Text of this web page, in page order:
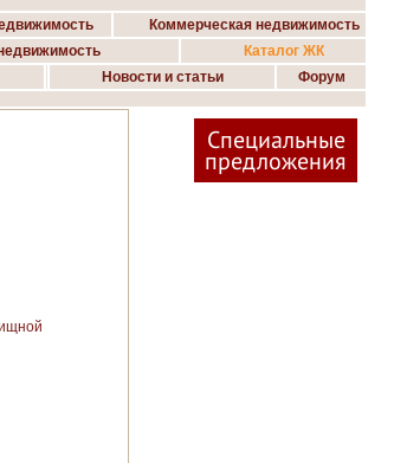
Коммерческая недвижимость
Каталог ЖК
Новости и статьи Форум
Специальные
предложения